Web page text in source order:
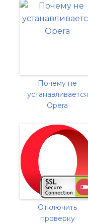
Почему не
устанавливается
Opera
Отключить
проверку